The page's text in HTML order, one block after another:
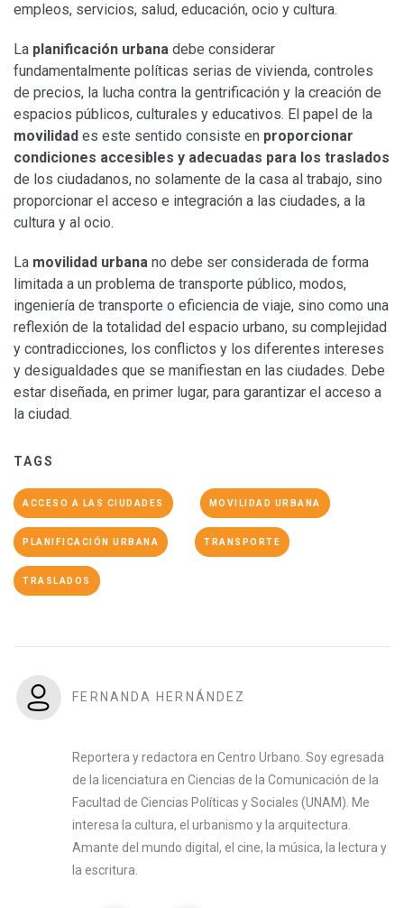
empleos, servicios, salud, educación, ocio y cultura.
La planificación urbana debe considerar
fundamentalmente políticas serias de vivienda, controles
de precios, la lucha contra la gentrificación y la creación de
espacios públicos, culturales y educativos. El papel de la
movilidad es este sentido consiste en proporcionar
condiciones accesibles y adecuadas para los traslados
de los ciudadanos, no solamente de la casa al trabajo, sino
proporcionar el acceso e integración a las ciudades, a la
cultura y al ocio.
La movilidad urbana no debe ser considerada de forma
limitada a un problema de transporte público, modos,
ingeniería de transporte o eficiencia de viaje, sino como una
reflexión de la totalidad del espacio urbano, su complejidad
y contradicciones, los conflictos y los diferentes intereses
y desigualdades que se manifiestan en las ciudades. Debe
estar diseñada, en primer lugar, para garantizar el acceso a
la ciudad.
TAGS
ACCESO A LAS CIUDADES MOVILIDAD URBANA
PLANIFICACIÓN URBANA TRANSPORTE
TRASLADOS
FERNANDA HERNÁNDEZ
Reportera y redactora en Centro Urbano. Soy egresada
de la licenciatura en Ciencias de la Comunicación de la
Facultad de Ciencias Políticas y Sociales (UNAM). Me
interesa la cultura, el urbanismo y la arquitectura.
Amante del mundo digital, el cine, la música, la lectura y
la escritura.